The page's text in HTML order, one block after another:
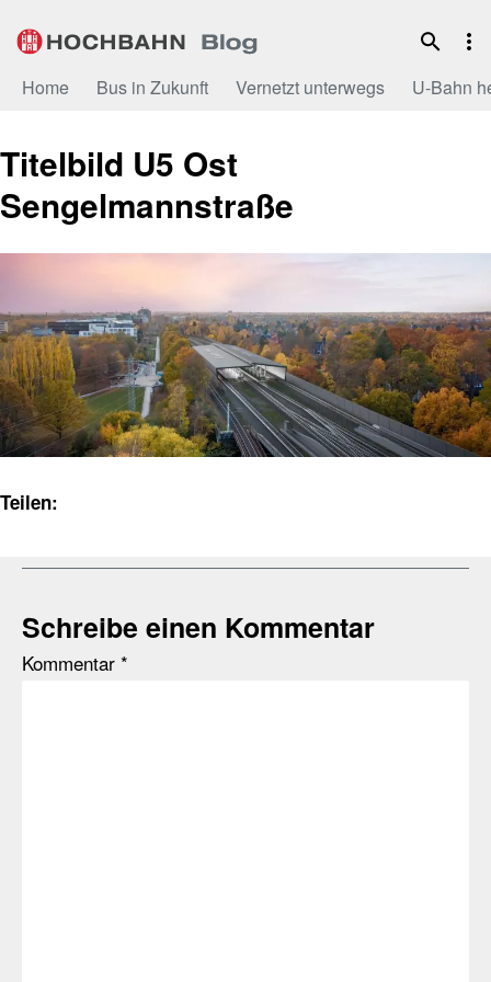
Inhalt
Home Bus in Zukunft Vernetzt unterwegs U-Bahn
Titelbild U5 Ost
Sengelmannstraße
Teilen:
Schreibe einen Kommentar
Kommentar *